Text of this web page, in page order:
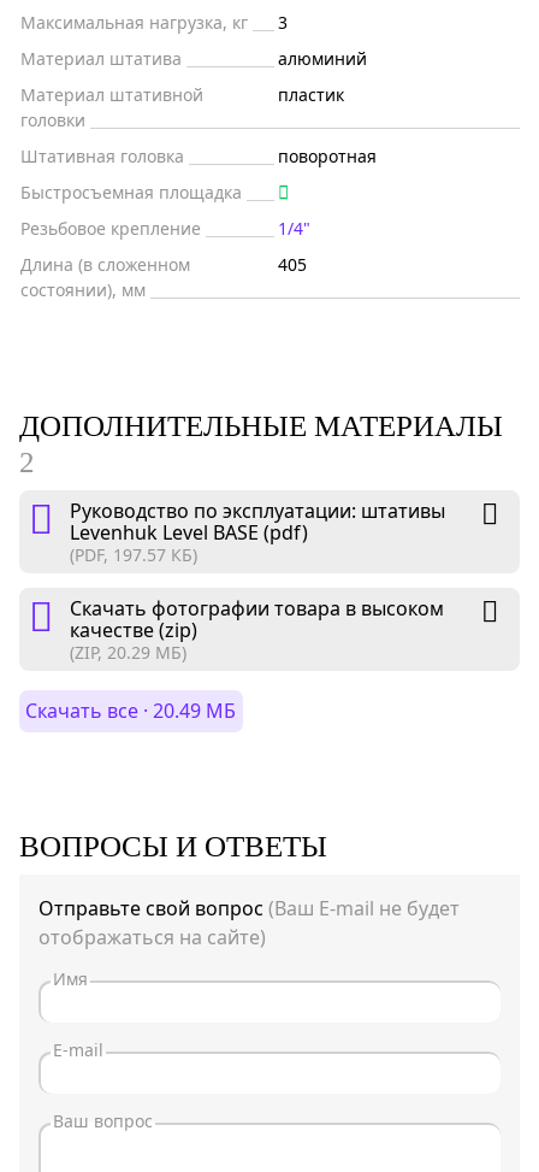
Максимальная нагрузка, кг
3
Материал штатива
алюминий
Материал штативной
головки
пластик
Штативная головка
поворотная
Быстросъемная площадка
Резьбовое крепление
1/4"
Длина (в сложенном
состоянии), мм
405
ДОПОЛНИТЕЛЬНЫЕ МАТЕРИАЛЫ
2
Руководство по эксплуатации: штативы
Levenhuk Level BASE (pdf)
(PDF, 197.57 КБ)
Скачать фотографии товара в высоком
качестве (zip)
(ZIP, 20.29 МБ)
Скачать все · 20.49 МБ
ВОПРОСЫ И ОТВЕТЫ
Отправьте свой вопрос (Ваш E-mail не будет
отображаться на сайте)